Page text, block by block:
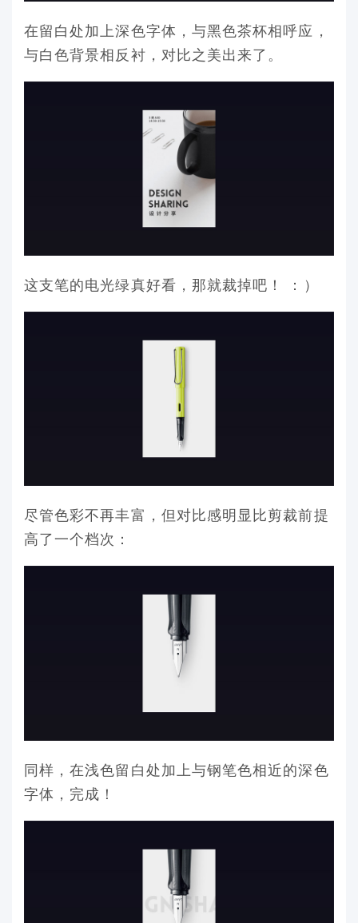
在留白处加上深色字体，与黑色茶杯相呼应，
与白色背景相反衬，对比之美出来了。
这支笔的电光绿真好看，那就裁掉吧！ ：）
尽管色彩不再丰富，但对比感明显比剪裁前提
高了一个档次：
同样，在浅色留白处加上与钢笔色相近的深色
字体，完成！